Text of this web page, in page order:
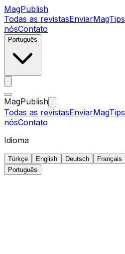
MagPublish
Todas as revistasEnviarMagTips
nósContato
Português
MagPublish
Todas as revistasEnviarMagTips
nósContato
Idioma
Türkçe English Deutsch Français
Português